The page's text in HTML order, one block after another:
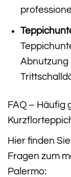
Abnutzung
FAQ – Häufig
Hier finden
Fragen zum
Palermo: